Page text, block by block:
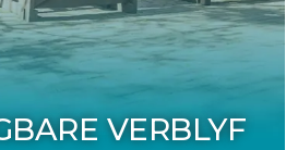
VERBLYF